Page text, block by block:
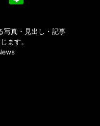
写真・見出し・記事
ます。